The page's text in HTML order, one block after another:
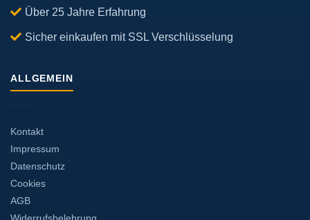
Über 25 Jahre Erfahrung
Sicher einkaufen mit SSL Verschlüsselung
ALLGEMEIN
Kontakt
Impressum
Datenschutz
Cookies
AGB